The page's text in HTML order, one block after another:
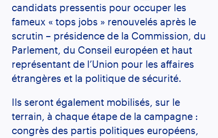
candidats pressentis pour occuper les
fameux « tops jobs » renouvelés après le
scrutin – présidence de la Commission, du
Parlement, du Conseil européen et haut
représentant de l’Union pour les affaires
étrangères et la politique de sécurité.
Ils seront également mobilisés, sur le
terrain, à chaque étape de la campagne :
congrès des partis politiques européens,